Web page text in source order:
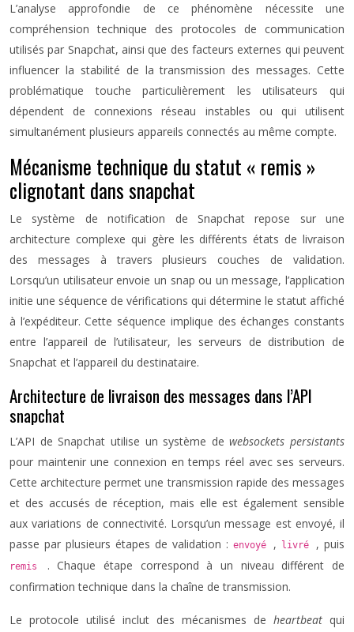
L’analyse approfondie de ce phénomène nécessite une
compréhension technique des protocoles de communication
utilisés par Snapchat, ainsi que des facteurs externes qui peuvent
influencer la stabilité de la transmission des messages. Cette
problématique touche particulièrement les utilisateurs qui
dépendent de connexions réseau instables ou qui utilisent
simultanément plusieurs appareils connectés au même compte.
Mécanisme technique du statut « remis »
clignotant dans snapchat
Le système de notification de Snapchat repose sur une
architecture complexe qui gère les différents états de livraison
des messages à travers plusieurs couches de validation.
Lorsqu’un utilisateur envoie un snap ou un message, l’application
initie une séquence de vérifications qui détermine le statut affiché
à l’expéditeur. Cette séquence implique des échanges constants
entre l’appareil de l’utilisateur, les serveurs de distribution de
Snapchat et l’appareil du destinataire.
Architecture de livraison des messages dans l’API
snapchat
L’API de Snapchat utilise un système dewebsockets persistants
pour maintenir une connexion en temps réel avec ses serveurs.
Cette architecture permet une transmission rapide des messages
et des accusés de réception, mais elle est également sensible
aux variations de connectivité. Lorsqu’un message est envoyé, il
passe par plusieurs étapes de validation : envoyé , livré , puis
remis . Chaque étape correspond à un niveau différent de
confirmation technique dans la chaîne de transmission.
Le protocole utilisé inclut des mécanismes de heartbeat qui